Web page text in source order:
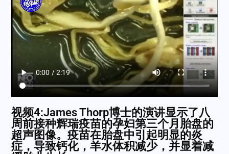
视频4:James Thorp博士的演讲显示了八
周前接种辉瑞疫苗的孕妇第三个月胎盘的
超声图像。疫苗在胎盘中引起明显的炎
症，导致钙化，羊水体积减少，并显着减